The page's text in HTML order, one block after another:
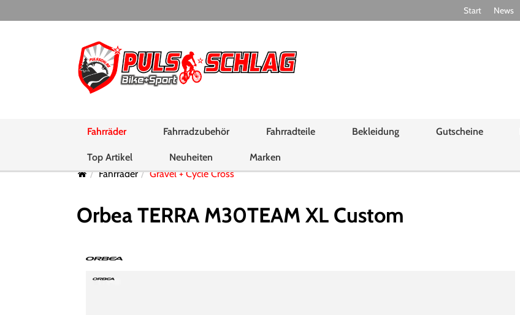
Start News
Fahrräder Fahrradzubehör Fahrradteile Bekleidung Gutscheine
Top Artikel Neuheiten
Marken
Fahrräder
Gravel + Cycle Cross
Orbea TERRA M30TEAM XL Custom